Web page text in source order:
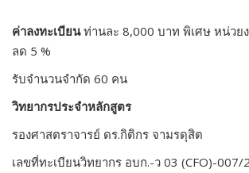
ค่าลงทะเบียนท่านละ 8,000 บาท พิเศษ หน่วย
ลด 5 %
รับจำนวนจำกัด 60 คน
วิทยากรประจำหลักสูตร
รองศาสตราจารย์ ดร.กิติกร จามรดุสิต
เลขที่ทะเบียนวิทยากร อบก.-ว 03 (CFO)-